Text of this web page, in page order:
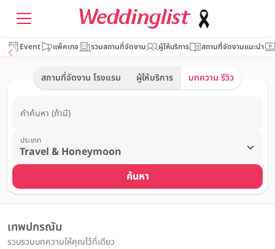
Event แพ็คเกจ รวมสถานที่จัดงาน ผู้ให้บริการ สถานที่จัดงานแนะนำ
สถานที่จัดงาน โรงแรม ผู้ให้บริการ บทความ รีวิว
คำค้นหา (ถ้ามี)
ประเภท
ค้นหา
เทพปกรณัม
รวบรวมบทความให้คุณไว้ที่เดียว